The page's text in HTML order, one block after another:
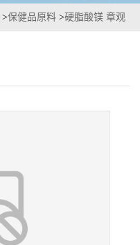
>保健品原料 >硬脂酸镁 章观